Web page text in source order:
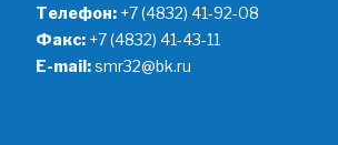
Телефон: +7 (4832) 41-92-08
Факс: +7 (4832) 41-43-11
E-mail:smr32@bk.ru